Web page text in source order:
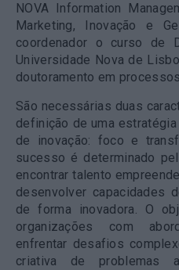
NOVA Information
Marketing, Inovação e
coordenador o curso de
Universidade Nova de
doutoramento em
São necessárias duas
definição de uma
de inovação: foco e
sucesso é determinado
encontrar talento
desenvolver capacidades
de forma inovadora. O
organizações com
enfrentar desafios
criativa de problemas